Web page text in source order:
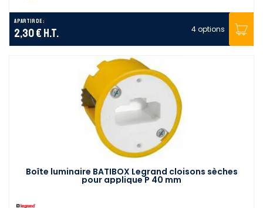
A partir de :
2,30 € H.T. 4 options
Boîte luminaire BATIBOX Legrand cloisons sèches
pour applique P 40 mm